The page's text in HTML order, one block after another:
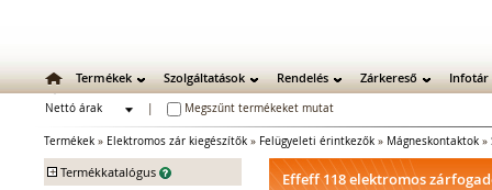
Termékek Szolgáltatások Rendelés Zárkereső Infotár
Nettó árak
Megszűnt termékeket mutat
Termékek » Elektromos zár kiegészítők » Felügyeleti érintkezők » Mágneskontaktok »
+ Termékkatalógus
Effeff 118 elektromos